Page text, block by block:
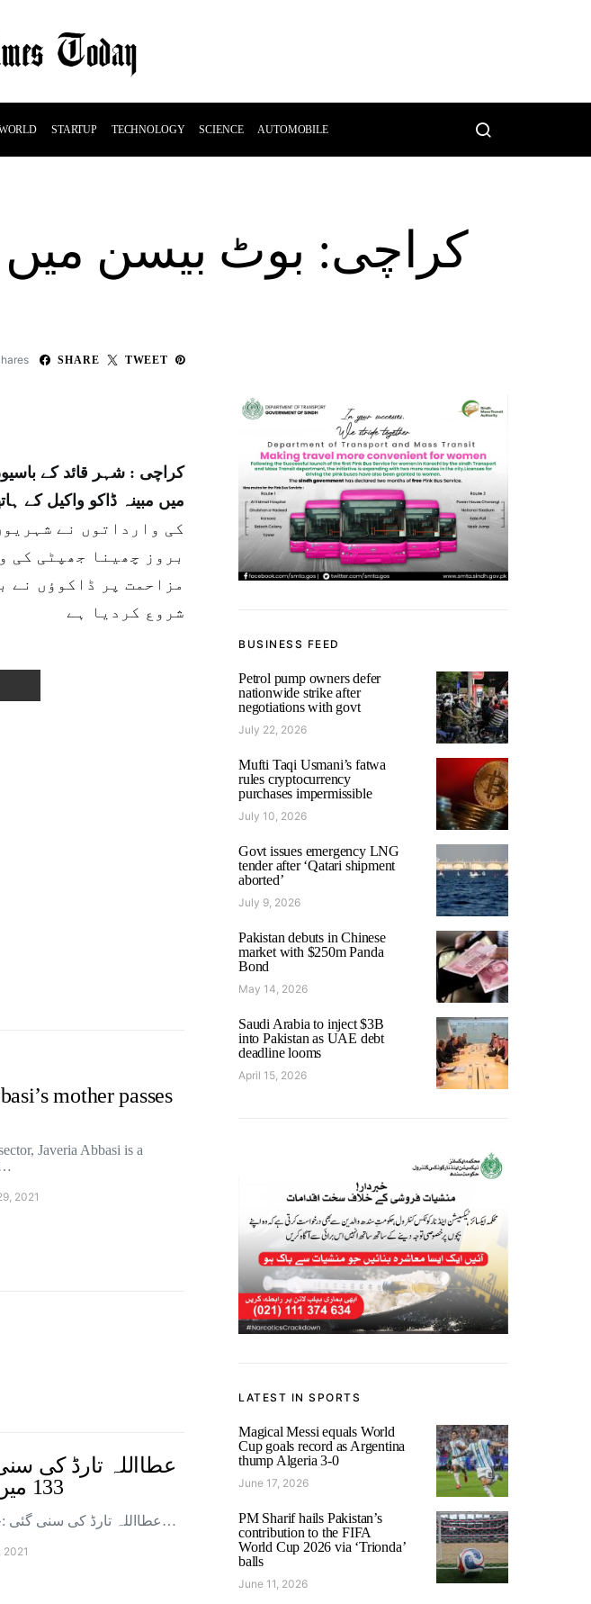
STARTUP TECHNOLOGY SCIENCE AUTOMOBILE
کراچی: بوٹ بیسن میں
SHARE TWEET
کراچی : شہر قائد کے
میں مبینہ ڈاکو واکیل کے
کی وارداتوں نے
بروز چھینا جھپٹی کی
مزاحمت پر ڈاکوؤں نے
شروع کردیا ہے
mother passes
Javeria Abbasi is a
2021
عطااللہ تارڈ کی
133 میں ن لیگ کے امیدوار
عطااللہ تارڈ کی سنی گئی :حلقہ این اے 133 میں ن لیگ…
BUSINESS FEED
Petrol pump owners defer
nationwide strike after
negotiations with govt
July 22, 2026
Mufti Taqi Usmani’s fatwa
rules cryptocurrency
purchases impermissible
July 10, 2026
Govt issues emergency LNG
tender after ‘Qatari shipment
aborted’
July 9, 2026
Pakistan debuts in Chinese
market with $250m Panda
Bond
May 14, 2026
Saudi Arabia to inject $3B
into Pakistan as UAE debt
deadline looms
April 15, 2026
LATEST IN SPORTS
Magical Messi equals World
Cup goals record as Argentina
thump Algeria 3-0
June 17, 2026
PM Sharif hails Pakistan’s
contribution to the FIFA
World Cup 2026 via ‘Trionda’
balls
June 11, 2026